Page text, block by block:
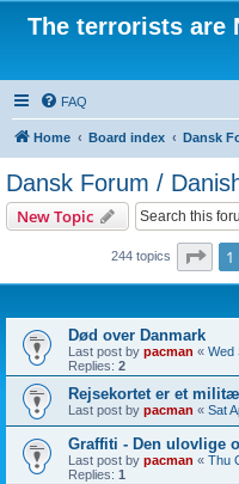
The terrorists are
FAQ
Home Board index Dansk
Dansk Forum /
New Topic
244 topics Page
1
Død over Danmark
Last post by pacman « Wed
Replies: 2
Rejsekortet er et
Last post by pacman « Sat
Graffiti - Den ulovlige
Last post by pacman « Thu
Replies: 1